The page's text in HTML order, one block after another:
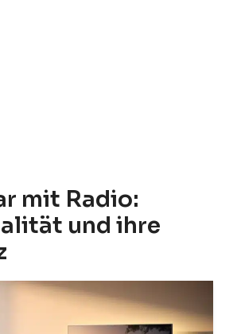
mit Radio:
und ihre